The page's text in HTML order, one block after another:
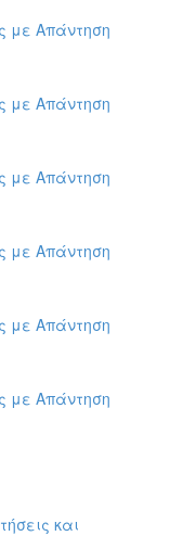
με Απάντηση
με Απάντηση
με Απάντηση
με Απάντηση
με Απάντηση
με Απάντηση
και